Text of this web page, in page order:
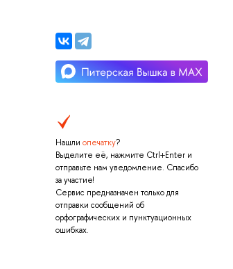
Нашли опечатку?
Выделите её, нажмите Ctrl+Enter и
отправьте нам уведомление. Спасибо
за участие!
Сервис предназначен только для
отправки сообщений об
орфографических и пунктуационных
ошибках.